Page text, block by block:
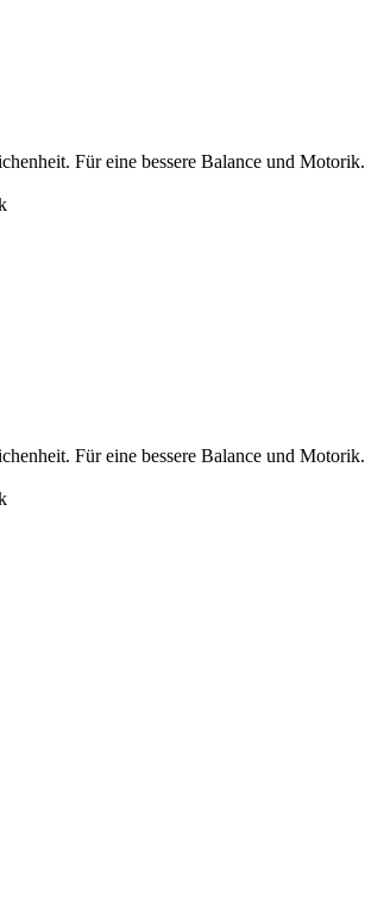
Für eine bessere Balance und Motorik.
Für eine bessere Balance und Motorik.